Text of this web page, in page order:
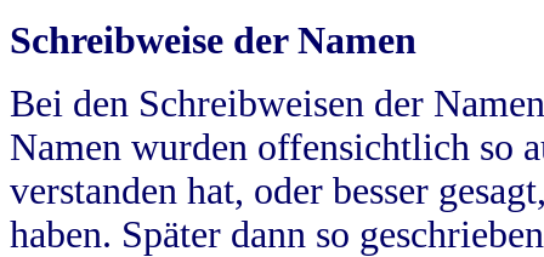
Schreibweise der Namen
Bei den Schreibweisen der
Namen wurden offensichtlich so
verstanden hat, oder besser
haben. Später dann so